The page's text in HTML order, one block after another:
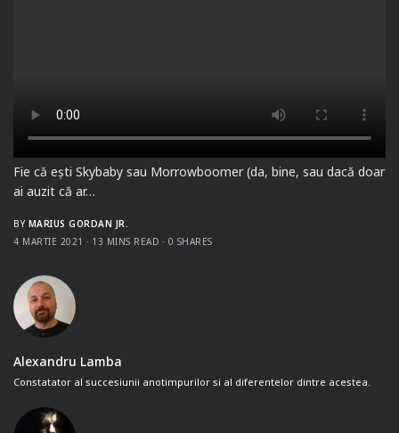
Fie că ești Skybaby sau Morrowboomer (da, bine, sau dacă doar
ai auzit că ar…
BY MARIUS GORDAN JR.
4 MARTIE 2021
13 MINS READ 0 SHARES
Alexandru Lamba
Constatator al succesiunii anotimpurilor si al diferentelor dintre acestea.